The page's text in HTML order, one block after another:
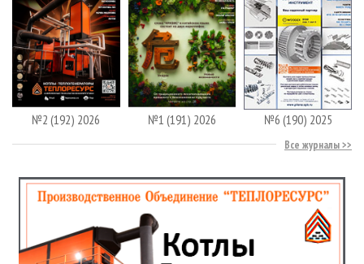
№2 (192) 2026 №1 (191) 2026 №6 (190) 2025
Все журналы